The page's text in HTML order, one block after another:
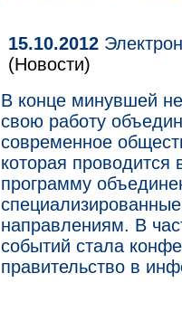
15.10.2012
(Новости)
В конце минувшей
свою работу
современное
которая проводится
программу
направлениям. В
событий стала
правительство в